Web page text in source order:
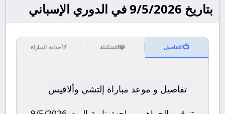
بتاريخ 9/5/2026 في الدوري الإسباني
📺التفاصيل 🧩التشكيلة ⚡أحداث المباراة
تفاصيل و موعد مباراة إلتشي وألافيس